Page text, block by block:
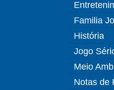
Familia
História
Jogo
Meio
Notas de